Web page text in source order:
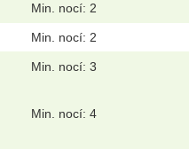
Min. nocí: 2
Min. nocí: 2
Min. nocí: 3
Min. nocí: 4